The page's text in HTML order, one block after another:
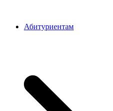
Абитуриентам